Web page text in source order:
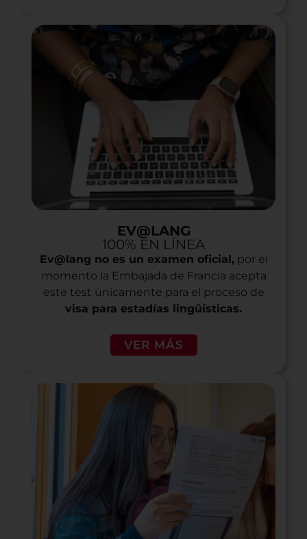
EV@LANG
100% EN LÍNEA
Ev@lang no es un examen oficial,por el
momento la Embajada de Francia acepta
este test únicamente para el proceso de
visa para estadías lingüísticas.
VER MÁS